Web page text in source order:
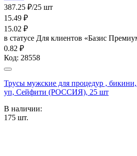
387.25 ₽/25 шт
15.49 ₽
15.02 ₽
в статусе Для клиентов «Базис
0.82 ₽
Код: 28558
Трусы мужские для процедур ,
уп, Сейфити (РОССИЯ), 25 шт
В наличии:
175 шт.